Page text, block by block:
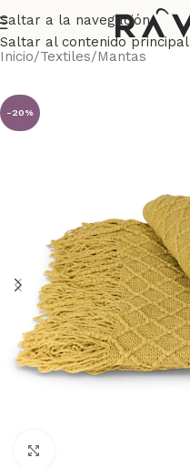
Saltar a la navegación
Saltar al contenido principal
Inicio/Textiles/Mantas
-20%